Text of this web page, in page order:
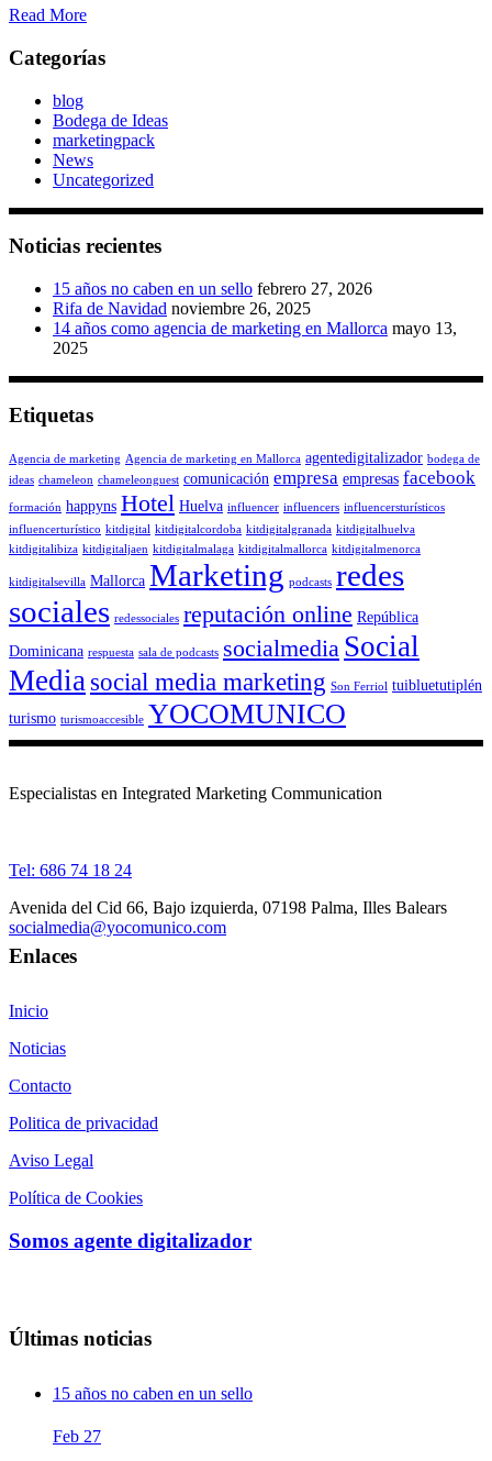
Read More
Categorías
blog
Bodega de Ideas
marketingpack
News
Uncategorized
Noticias recientes
15 años no caben en un sello febrero 27, 2026
Rifa de Navidad noviembre 26, 2025
14 años como agencia de marketing en Mallorca mayo 13,
2025
Etiquetas
Agencia de marketing Agencia de marketing en Mallorca agentedigitalizador bodega de
ideas chameleon chameleonguest comunicación empresa empresas facebook
formación happyns Hotel Huelva influencer influencers influencersturísticos
influencerturístico kitdigital kitdigitalcordoba kitdigitalgranada kitdigitalhuelva
kitdigitalibiza kitdigitaljaen kitdigitalmalaga kitdigitalmallorca kitdigitalmenorca
kitdigitalsevilla Mallorca Marketing podcasts redes
sociales redessociales reputación online República
Dominicana respuesta sala de podcasts socialmedia Social
Mediasocial media marketing Son Ferriol tuibluetutiplén
turismo turismoaccesible YOCOMUNICO
Especialistas en Integrated Marketing Communication
Tel: 686 74 18 24
Avenida del Cid 66, Bajo izquierda, 07198 Palma, Illes Balears
socialmedia@yocomunico.com
Enlaces
Inicio
Noticias
Contacto
Politica de privacidad
Aviso Legal
Política de Cookies
Somos agente digitalizador
Últimas noticias
15 años no caben en un sello
Feb 27